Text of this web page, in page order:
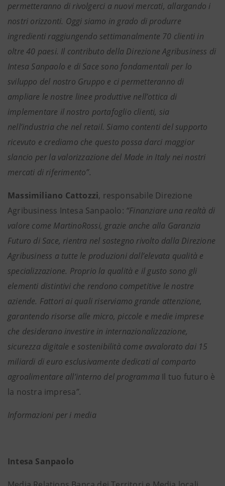
permetteranno di rivolgerci a nuovi mercati, allargando i
nostri orizzonti. Oggi siamo in grado di produrre
ingredienti raggiungendo settimanalmente 70 clienti in
oltre 40 paesi. Il contributo della Direzione Agribusiness di
Intesa Sanpaolo e di Sace sono fondamentali per lo
sviluppo del nostro Gruppo e ci permetteranno di
ampliare le nostre linee produttive nell’ottica di
implementare il nostro portafoglio clienti, sia
nell’industria che nel retail. Siamo contenti del supporto
ricevuto e crediamo che questo possa darci maggior
slancio per la valorizzazione del Made in Italy nei nostri
mercati di riferimento”.
Massimiliano Cattozzi, responsabile Direzione
Agribusiness Intesa Sanpaolo: “Finanziare una realtà di
valore come MartinoRossi, grazie anche alla Garanzia
Futuro di Sace, rientra nel sostegno rivolto dalla Direzione
Agribusiness a tutte le produzioni dall’elevata qualità e
specializzazione. Proprio la qualità e il gusto sono gli
elementi distintivi che rendono competitive le nostre
aziende. Fattori ai quali riserviamo grande attenzione,
garantendo risorse alle micro, piccole e medie imprese
che desiderano investire in internazionalizzazione,
sicurezza digitale e sostenibilità come avvalorato dai 15
miliardi di euro esclusivamente dedicati al comparto
agroalimentare all’interno del programma Il tuo futuro è
la nostra impresa”.
Informazioni per i media
Intesa Sanpaolo